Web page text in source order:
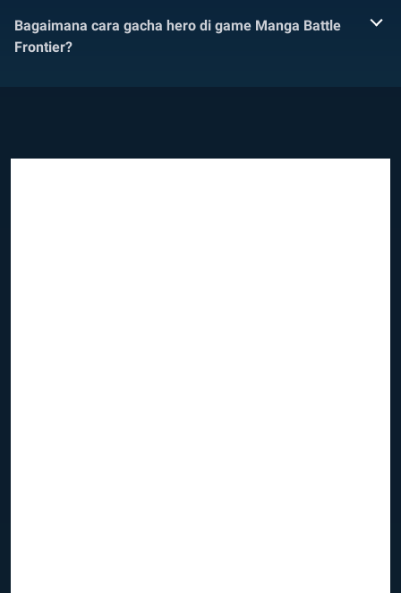
Bagaimana cara gacha hero di game Manga Battle
Frontier?